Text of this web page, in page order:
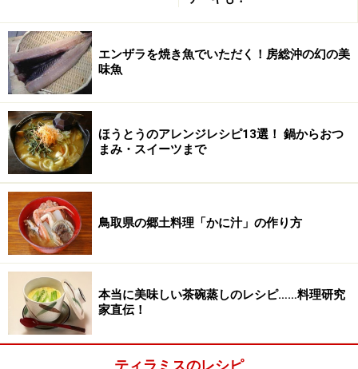
ティラミスの作り方・手順
■ サヴォイアルディ
1
卵黄とグラニュー糖を混ぜ合わせる
卵黄にグラニュー糖（15g）を入れ、ホイッパーですり
混ぜる。
エンザラを焼き魚でいただく！房総沖の幻の美
味魚
ほうとうのアレンジレシピ13選！ 鍋からおつ
まみ・スイーツまで
鳥取県の郷土料理「かに汁」の作り方
本当に美味しい茶碗蒸しのレシピ……料理研究
家直伝！
ティラミスのレシピ